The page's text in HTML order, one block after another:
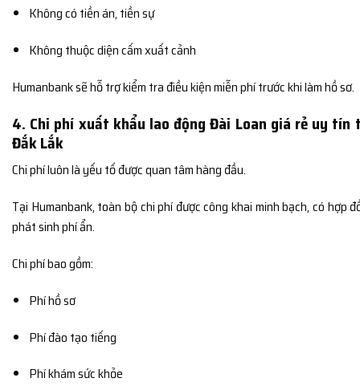
Không có tiền án, tiền sự
Không thuộc diện cấm xuất cảnh
Humanbank sẽ hỗ trợ kiểm tra điều kiện miễn phí trước khi làm hồ sơ.
4. Chi phí xuất khẩu lao động Đài Loan giá rẻ uy tín
Đắk Lắk
Chi phí luôn là yếu tố được quan tâm hàng đầu.
Tại Humanbank, toàn bộ chi phí được công khai minh bạch, có hợp
phát sinh phí ẩn.
Chi phí bao gồm:
Phí hồ sơ
Phí đào tạo tiếng
Phí khám sức khỏe